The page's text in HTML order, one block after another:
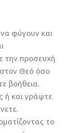
φύγουν και
την προσευχή
Θεό όσο
βοήθεια.
ή και γράψτε
το